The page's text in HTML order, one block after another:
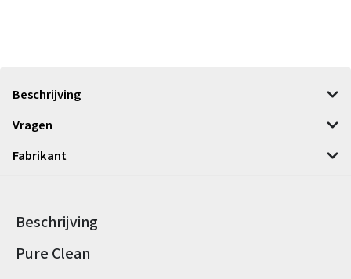
Beschrijving
Vragen
Fabrikant
Beschrijving
Productinformatie
Pure Clean